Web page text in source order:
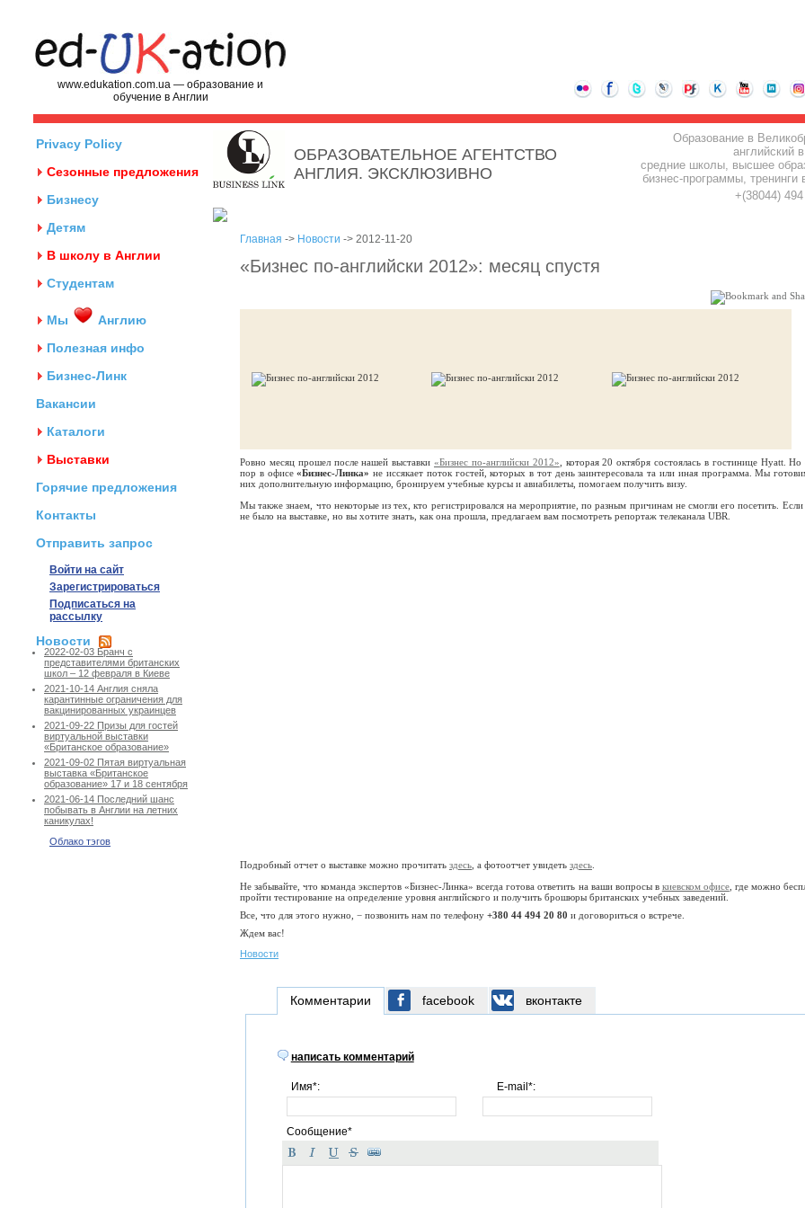
www.edukation.com.ua — образование и
обучение в Англии
Privacy Policy
Сезонные предложения
Бизнесу
Детям
В школу в Англии
Студентам
Мы
Англию
Полезная инфо
Бизнес-Линк
Вакансии
Каталоги
Выставки
Горячие предложения
Контакты
Отправить запрос
Войти на сайт
Зарегистрироваться
Подписаться на
рассылку
Новости
2022-02-03 Бранч с
представителями британских
школ – 12 февраля в Киеве
2021-10-14 Англия сняла
карантинные ограничения для
вакцинированных украинцев
2021-09-22 Призы для гостей
виртуальной выставки
«Британское образование»
2021-09-02 Пятая виртуальная
выставка «Британское
образование» 17 и 18 сентября
2021-06-14 Последний шанс
побывать в Англии на летних
каникулах!
Облако тэгов
ОБРАЗОВАТЕЛЬНОЕ АГЕНТСТВО
АНГЛИЯ. ЭКСКЛЮЗИВНО
Образование в
английский
средние школы, высшее
бизнес-программы, тренинги
+(38044)
Главная -> Новости -> 2012-11-20
«Бизнес по-английски 2012»: месяц спустя
Ровно месяц прошел после нашей выставки «Бизнес по-английски 2012» , которая 20 октября состоялась в гостинице Hyatt. Но
пор в офисе«Бизнес-Линка» не иссякает поток гостей, которых в тот день заинтересовала та или иная программа. Мы
них дополнительную информацию, бронируем учебные курсы и авиабилеты, помогаем получить визу.
Мы также знаем, что некоторые из тех, кто регистрировался на мероприятие, по разным причинам не смогли его посетить. Если
не было на выставке, но вы хотите знать, как она прошла, предлагаем вам посмотреть репортаж телеканала UBR.
Подробный отчет о выставке можно прочитать здесь , а фотоотчет увидеть здесь
Не забывайте, что команда экспертов «Бизнес-Линка» всегда готова ответить на ваши вопросы в киевском офисе, где можно
пройти тестирование на определение уровня английского и получить брошюры британских учебных заведений.
Все, что для этого нужно, − позвонить нам по телефону +380 44 494 20 80 и договориться о встрече.
Ждем вас!
Новости
Комментарии
написать комментарий
Имя*: E-mail*:
Сообщение*
facebook вконтакте